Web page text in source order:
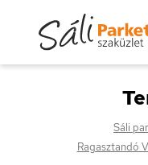
Sáli
Ragasztandó